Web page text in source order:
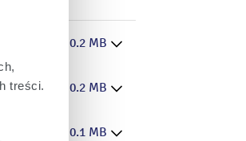
treści.
.pdf 0.2 MB
.pdf 0.2 MB
.doc 0.1 MB